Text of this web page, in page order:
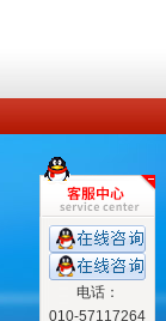
电话：
010-57117264